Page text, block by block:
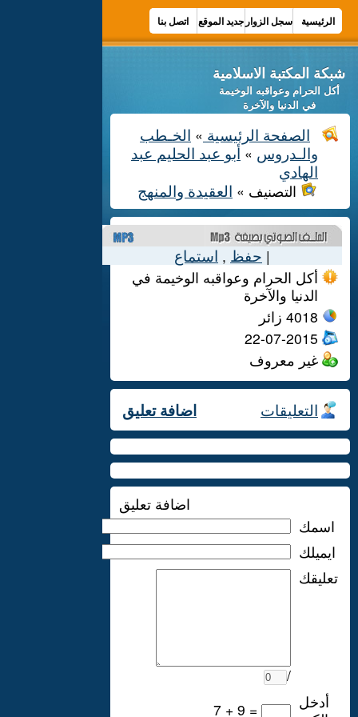
الرئيسية سجل الزوار جديد الموقع اتصل بنا
شبكة المكتبة الاسلامية
أكل الحرام وعواقبه الوخيمة
في الدنيا والآخرة
الصفحة الرئيسية » الخـطب
والـدروس » أبو عبد الحليم عبد
الهادي
التصنيف » العقيدة والمنهج
| حفظ , استماع
أكل الحرام وعواقبه الوخيمة في
الدنيا والآخرة
4018 زائر
22-07-2015
غير معروف
التعليقات اضافة تعليق
اضافة تعليق
اسمك
ايميلك
/
تعليقك
7 + 9 =
أدخل